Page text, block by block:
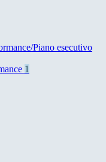
Piano esecutivo
1